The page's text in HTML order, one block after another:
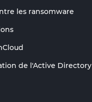
les ransomware
de l'Active Directory